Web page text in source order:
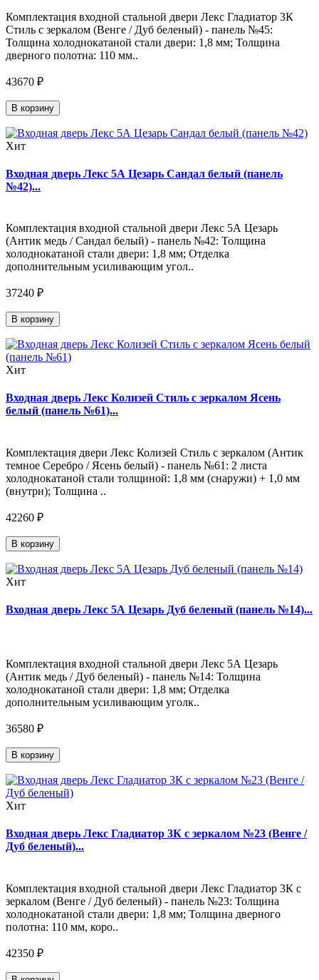
Комплектация входной стальной двери Лекс Гладиатор 3К
Стиль с зеркалом (Венге / Дуб беленый) - панель №45:
Толщина холоднокатаной стали двери: 1,8 мм; Толщина
дверного полотна: 110 мм..
43670 ₽
В корзину
Хит
Входная дверь Лекс 5А Цезарь Сандал белый (панель
№42)...
Комплектация входной стальной двери Лекс 5А Цезарь
(Антик медь / Сандал белый) - панель №42: Толщина
холоднокатаной стали двери: 1,8 мм; Отделка
дополнительным усиливающим угол..
37240 ₽
В корзину
Хит
Входная дверь Лекс Колизей Стиль с зеркалом Ясень
белый (панель №61)...
Комплектация двери Лекс Колизей Стиль с зеркалом (Антик
темное Серебро / Ясень белый) - панель №61: 2 листа
холоднокатаной стали толщиной: 1,8 мм (снаружи) + 1,0 мм
(внутри); Толщина ..
42260 ₽
В корзину
Хит
Входная дверь Лекс 5А Цезарь Дуб беленый (панель №14)...
Комплектация входной стальной двери Лекс 5А Цезарь
(Антик медь / Дуб беленый) - панель №14: Толщина
холоднокатаной стали двери: 1,8 мм; Отделка
дополнительным усиливающим уголк..
36580 ₽
В корзину
Хит
Входная дверь Лекс Гладиатор 3К с зеркалом №23 (Венге /
Дуб беленый)...
Комплектация входной стальной двери Лекс Гладиатор 3К с
зеркалом (Венге / Дуб беленый) - панель №23: Толщина
холоднокатаной стали двери: 1,8 мм; Толщина дверного
полотна: 110 мм, коро..
42350 ₽